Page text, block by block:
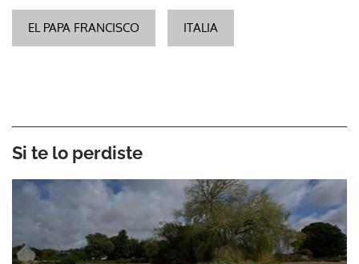
EL PAPA FRANCISCO ITALIA
Si te lo perdiste